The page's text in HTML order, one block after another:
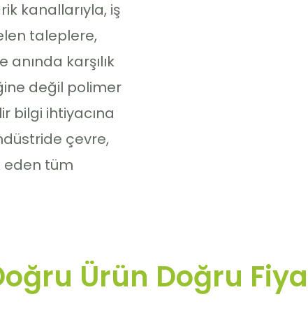
kanallarıyla, iş
taleplere,
karşılık
değil polimer
bilgi ihtiyacına
çevre,
eden tüm
Ürün Doğru